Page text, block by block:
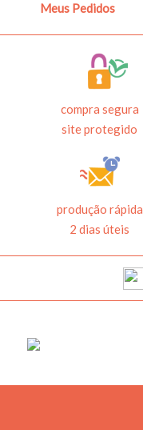
Meus Pedidos
compra segura
site protegido
produção rápida
2 dias úteis